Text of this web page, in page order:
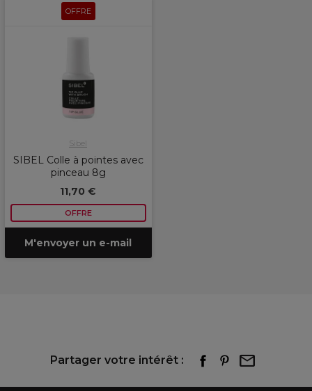
OFFRE
Sibel
SIBEL Colle à pointes avec
pinceau 8g
11,70 €
OFFRE
M'envoyer un e-mail
Partager votre intérêt :